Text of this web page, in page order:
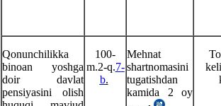
Qonunchilikka
binoan yoshga
doir davlat
pensiyasini olish
100-
m.2-q.7-
b.
Mehnat
shartnomasini
tugatishdan
kamida 2 oy